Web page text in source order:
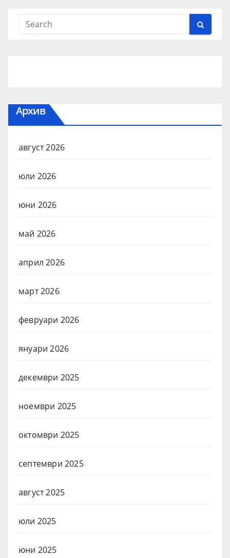
Архив
август 2026
юли 2026
юни 2026
май 2026
април 2026
март 2026
февруари 2026
януари 2026
декември 2025
ноември 2025
октомври 2025
септември 2025
август 2025
юли 2025
юни 2025